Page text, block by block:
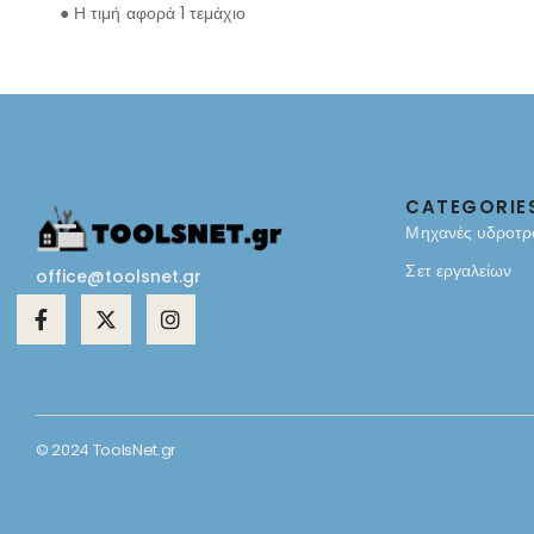
● Η τιμή αφορά 1 τεμάχιο
office@toolsnet.gr
Μηχανές
Σετ εργαλείων
© 2024 ToolsNet.gr